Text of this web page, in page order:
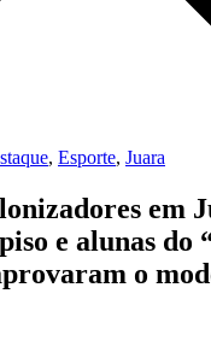
, Esporte, Juara
em
e alunas do
o